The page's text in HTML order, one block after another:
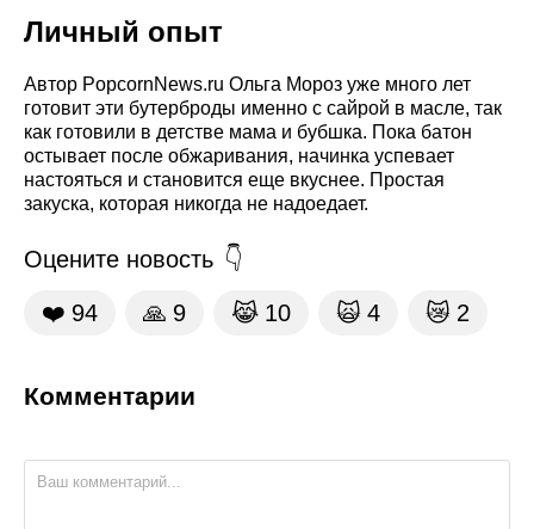
Личный опыт
Автор PopcornNews.ru Ольга Мороз уже много лет
готовит эти бутерброды именно с сайрой в масле, так
как готовили в детстве мама и бубшка. Пока батон
остывает после обжаривания, начинка успевает
настояться и становится еще вкуснее. Простая
закуска, которая никогда не надоедает.
Оцените новость
❤️ 94 🙏 9 😹 10 🙀 4 😿 2
Комментарии